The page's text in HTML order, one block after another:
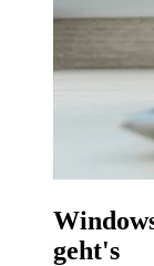
geht's